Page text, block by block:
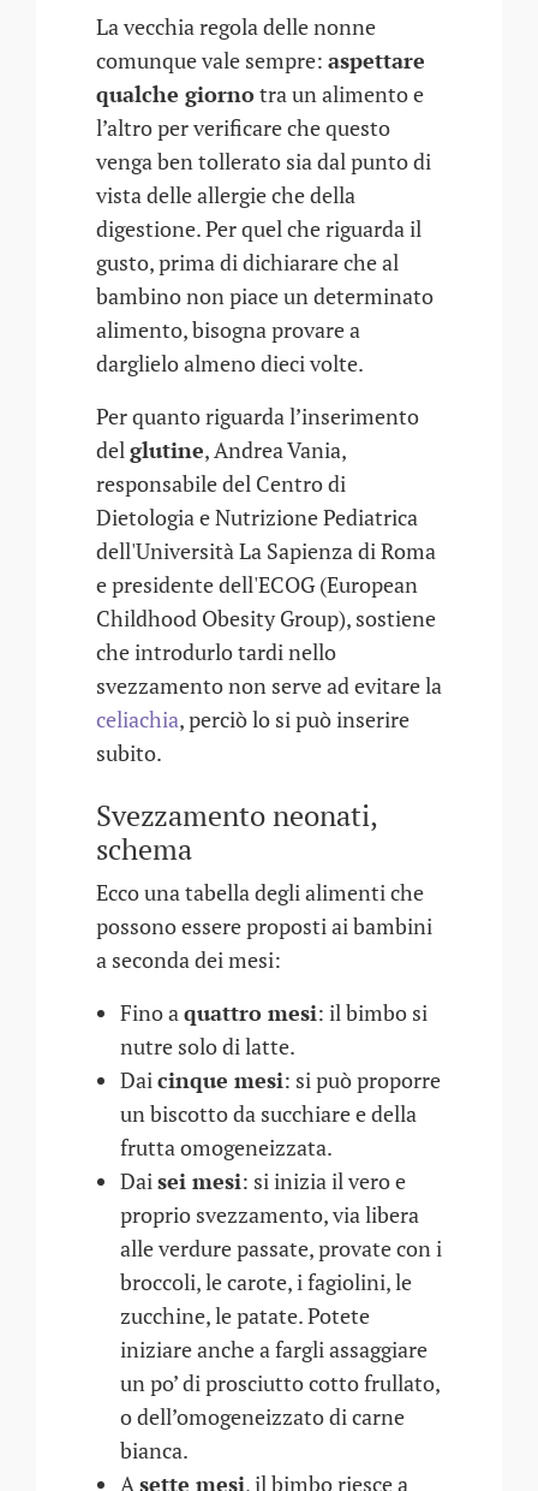
La vecchia regola delle nonne
comunque vale sempre: aspettare
qualche giornotra un alimento e
l’altro per verificare che questo
venga ben tollerato sia dal punto di
vista delle allergie che della
digestione. Per quel che riguarda il
gusto, prima di dichiarare che al
bambino non piace un determinato
alimento, bisogna provare a
darglielo almeno dieci volte.
Per quanto riguarda l’inserimento
delglutine, Andrea Vania,
responsabile del Centro di
Dietologia e Nutrizione Pediatrica
dell'Università La Sapienza di Roma
e presidente dell'ECOG (European
Childhood Obesity Group), sostiene
che introdurlo tardi nello
svezzamento non serve ad evitare la
celiachia, perciò lo si può inserire
subito.
Svezzamento neonati,
schema
Ecco una tabella degli alimenti che
possono essere proposti ai bambini
a seconda dei mesi:
Fino aquattro mesi: il bimbo si
nutre solo di latte.
Daicinque mesi: si può proporre
un biscotto da succhiare e della
frutta omogeneizzata.
Daisei mesi: si inizia il vero e
proprio svezzamento, via libera
alle verdure passate, provate con i
broccoli, le carote, i fagiolini, le
zucchine, le patate. Potete
iniziare anche a fargli assaggiare
un po’ di prosciutto cotto frullato,
o dell’omogeneizzato di carne
bianca.
A sette mesi, il bimbo riesce a